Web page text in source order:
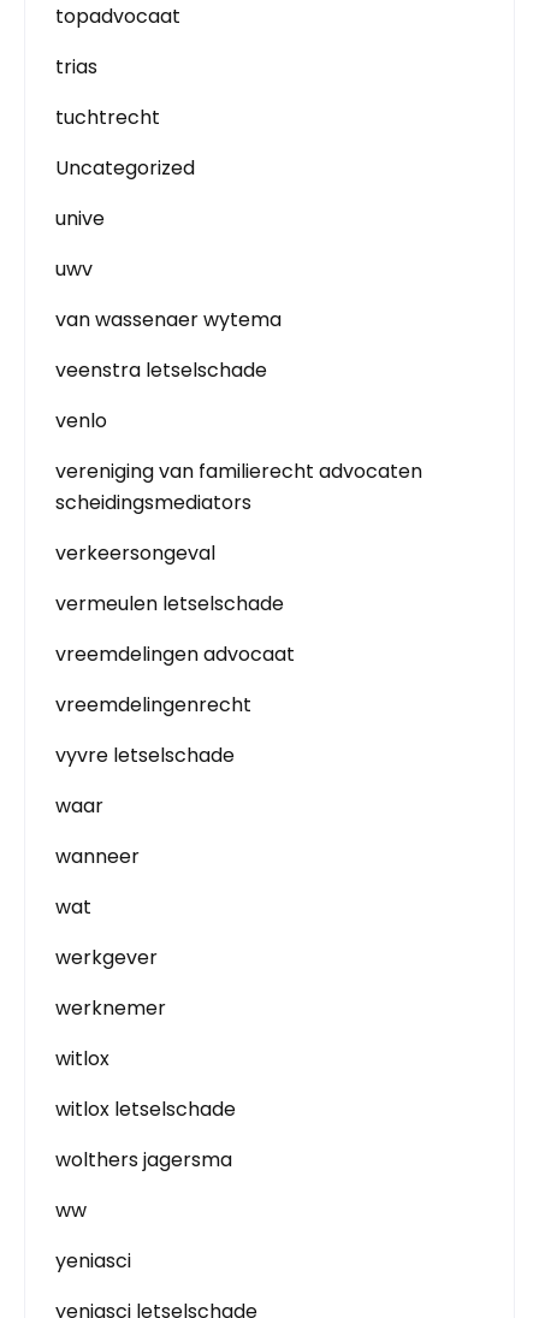
topadvocaat
trias
tuchtrecht
Uncategorized
unive
uwv
van wassenaer wytema
veenstra letselschade
venlo
vereniging van familierecht advocaten
scheidingsmediators
verkeersongeval
vermeulen letselschade
vreemdelingen advocaat
vreemdelingenrecht
vyvre letselschade
waar
wanneer
wat
werkgever
werknemer
witlox
witlox letselschade
wolthers jagersma
ww
yeniasci
yeniasci letselschade